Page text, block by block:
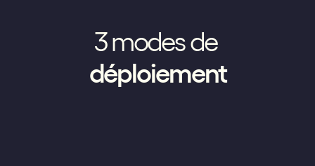
3 modes de
déploiement